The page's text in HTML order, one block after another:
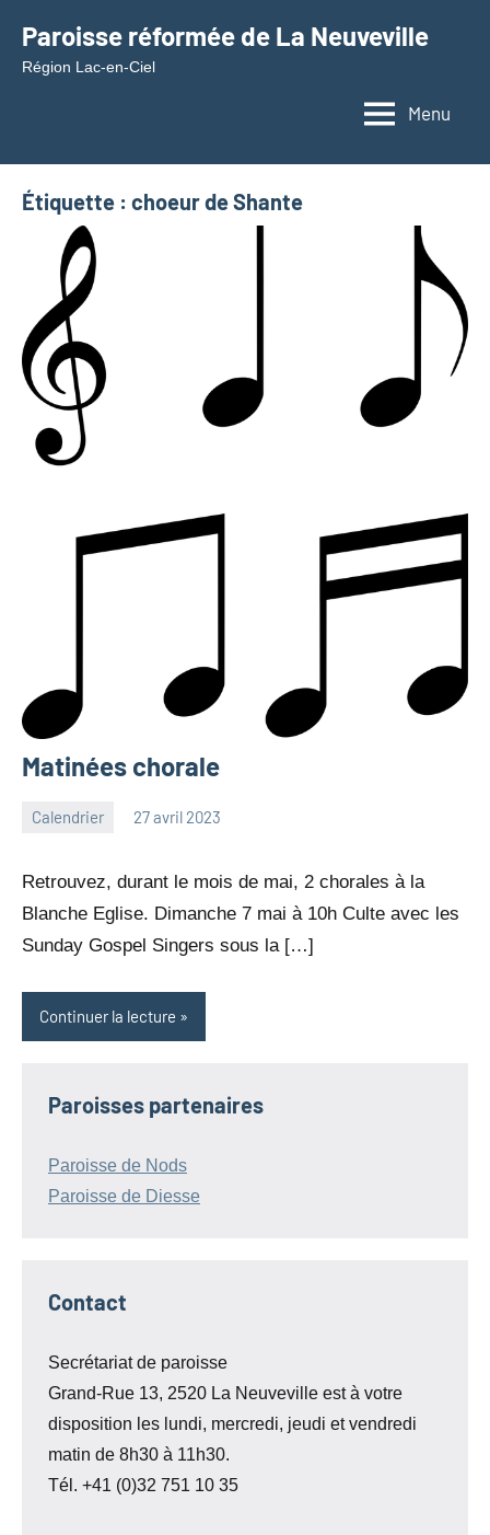
contenu
Paroisse réformée de La Neuveville
Région Lac-en-Ciel
Menu
Étiquette : choeur de Shante
Matinées chorale
Calendrier 27 avril 2023
Retrouvez, durant le mois de mai, 2 chorales à la
Blanche Eglise. Dimanche 7 mai à 10h Culte avec les
Sunday Gospel Singers sous la […]
Continuer la lecture
Paroisses partenaires
Paroisse de Nods
Paroisse de Diesse
Contact
Secrétariat de paroisse
Grand-Rue 13, 2520 La Neuveville est à votre
disposition les lundi, mercredi, jeudi et vendredi
matin de 8h30 à 11h30.
Tél. +41 (0)32 751 10 35